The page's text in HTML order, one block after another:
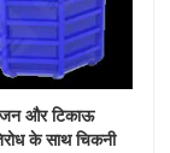
और टिकाऊ
के साथ चिकनी